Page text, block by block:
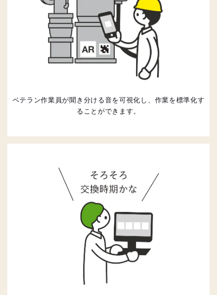
ベテラン作業員が聞き分ける音を可視化し、 作業を標準化す
ることができます。